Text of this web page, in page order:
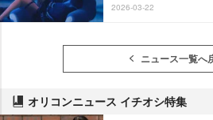
2026-03-22
ニュース一覧へ
オリコンニュース イチオシ特集